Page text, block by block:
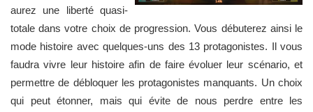
aurez une liberté quasi-
totale dans votre choix de progression. Vous débuterez ainsi le
mode histoire avec quelques-uns des 13 protagonistes. Il vous
faudra vivre leur histoire afin de faire évoluer leur scénario, et
permettre de débloquer les protagonistes manquants. Un choix
qui peut étonner, mais qui évite de nous perdre entre les